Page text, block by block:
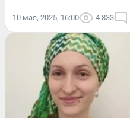
10 мая, 2025, 16:00 4 833